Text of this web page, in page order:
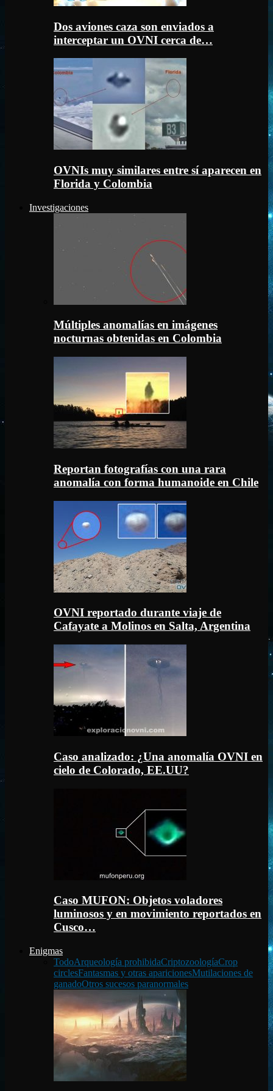
Dos aviones caza son enviados a
interceptar un OVNI cerca de…
OVNIs muy similares entre sí aparecen en
Florida y Colombia
Investigaciones
Múltiples anomalías en imágenes
nocturnas obtenidas en Colombia
Reportan fotografías con una rara
anomalía con forma humanoide en Chile
OVNI reportado durante viaje de
Cafayate a Molinos en Salta, Argentina
Caso analizado: ¿Una anomalía OVNI en
cielo de Colorado, EE.UU?
Caso MUFON: Objetos voladores
luminosos y en movimiento reportados en
Cusco…
Enigmas
TodoArqueología prohibidaCriptozoologíaCrop
circlesFantasmas y otras aparicionesMutilaciones de
ganadoOtros sucesos paranormales